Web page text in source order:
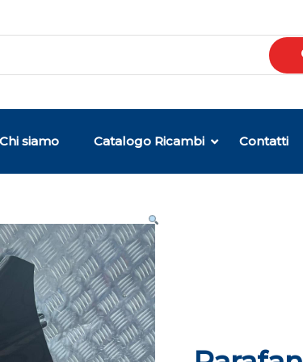
Chi siamo Catalogo Ricambi Contatti